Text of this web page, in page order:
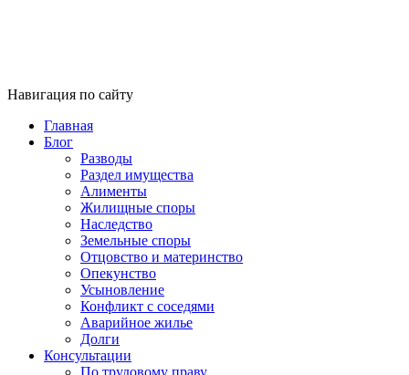
Навигация по сайту
Главная
Блог
Разводы
Раздел имущества
Алименты
Жилищные споры
Наследство
Земельные споры
Отцовство и материнство
Опекунство
Усыновление
Конфликт с соседями
Аварийное жилье
Долги
Консультации
По трудовому праву